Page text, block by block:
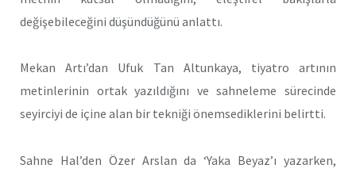
değişebileceğini düşündüğünü anlattı.
Mekan Artı’dan Ufuk Tan Altunkaya, tiyatro artının
metinlerinin ortak yazıldığını ve sahneleme sürecinde
seyirciyi de içine alan bir tekniği önemsediklerini belirtti.
Sahne Hal’den Özer Arslan da ‘Yaka Beyaz’ı yazarken,